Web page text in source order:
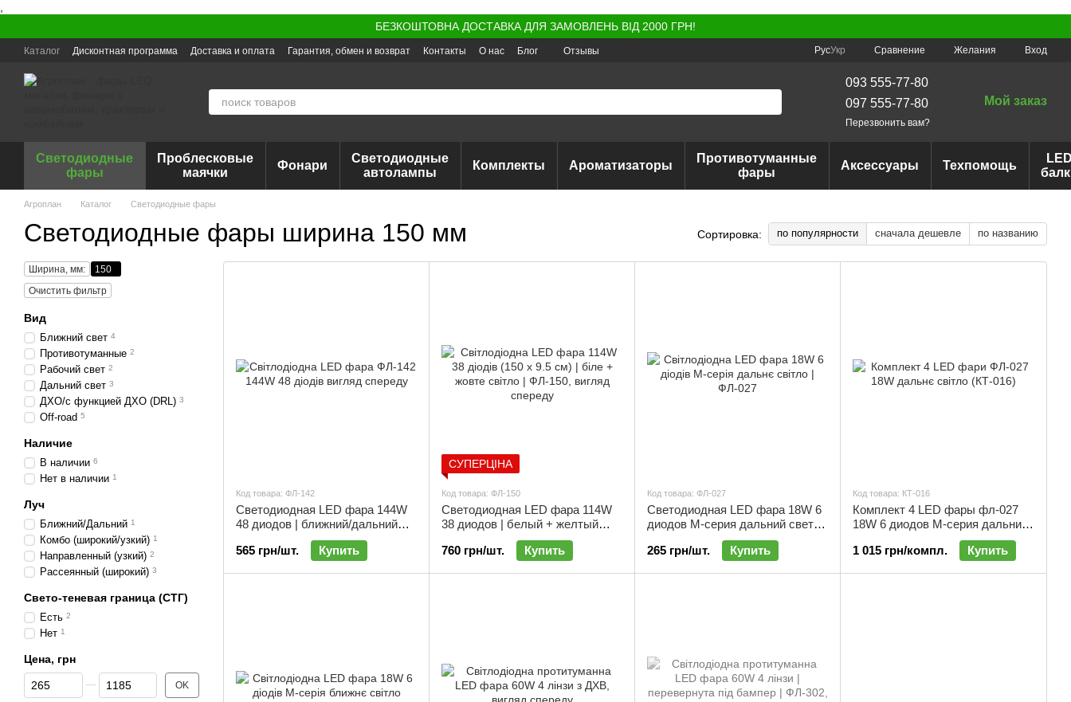
БЕЗКОШТОВНА ДОСТАВКА ДЛЯ ЗАМОВЛЕНЬ ВІД 2000 ГРН!
Каталог Дисконтная программа Доставка и оплата Гарантия, обмен и возврат Контакты О нас Блог Отзывы РусУкр Сравнение Желания Вход
093 555-77-80
097 555-77-80
Перезвонить вам?
Мой заказ
Светодиодные
фары
Проблесковые
маячки
Фонари
Светодиодные
автолампы
Комплекты Ароматизаторы
Противотуманные
фары
Аксессуары Техпомощь
Агроплан Каталог Светодиодные фары
Светодиодные фары ширина 150 мм Сортировка: по популярности сначала дешевле по названию
Код товара: ФЛ-142
Светодиодная LED фара 144W
48 диодов | ближний/дальний
свет (15 х 11 см) | ФЛ-142
565 грн/шт.
Купить
СУПЕРЦІНА
Код товара: ФЛ-150
Светодиодная LED фара 114W
38 диодов | белый + желтый
свет (150 х 9.5 см) | ФЛ-150
760 грн/шт.
Купить
Код товара: ФЛ-027
Светодиодная LED фара 18W 6
диодов M-серия дальний свет |
265 грн/шт.
Купить
Код товара: КТ-016
Комплект 4 LED фары фл-027
18W 6 диодов M-серия дальний
1 015 грн/компл.
Купить
Ширина, мм:
150
Очистить фильтр
Вид
Ближний свет 4
Противотуманные 2
Рабочий свет 2
Дальний свет 3
ДХО/с функцией ДХО (DRL) 3
Off-road 5
Наличие
В наличии 6
Нет в наличии 1
Луч
Ближний/Дальний 1
Комбо (широкий/узкий) 1
Направленный (узкий) 2
Рассеянный (широкий) 3
Свето-теневая граница (СТГ)
Есть 2
Нет 1
Цена, грн
От Цена, грн
До Цена, грн OK